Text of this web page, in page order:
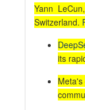
Yann
Switzerland.
its